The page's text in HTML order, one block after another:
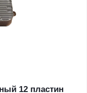
12 пластин